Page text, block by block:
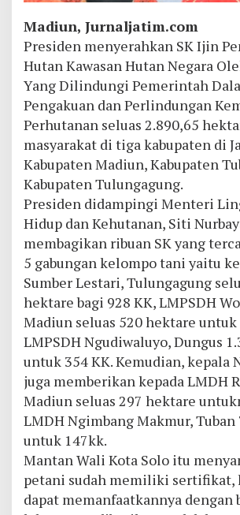
Madiun, Jurnaljatim.com
Presiden menyerahkan SK Ijin
Hutan Kawasan Hutan Negara
Yang Dilindungi Pemerintah
Pengakuan dan Perlindungan
Perhutanan seluas 2.890,65
masyarakat di tiga kabupaten di
Kabupaten Madiun, Kabupaten
Kabupaten Tulungagung.
Presiden didampingi Menteri
Hidup dan Kehutanan, Siti
membagikan ribuan SK yang
5 gabungan kelompo tani yaitu
Sumber Lestari, Tulungagung
hektare bagi 928 KK, LMPSDH
Madiun seluas 520 hektare untuk
LMPSDH Ngudiwaluyo, Dungus
untuk 354 KK. Kemudian, kepala
juga memberikan kepada LMDH
Madiun seluas 297 hektare
LMDH Ngimbang Makmur, Tuban
untuk 147kk.
Mantan Wali Kota Solo itu
petani sudah memiliki sertifikat,
dapat memanfaatkannya dengan